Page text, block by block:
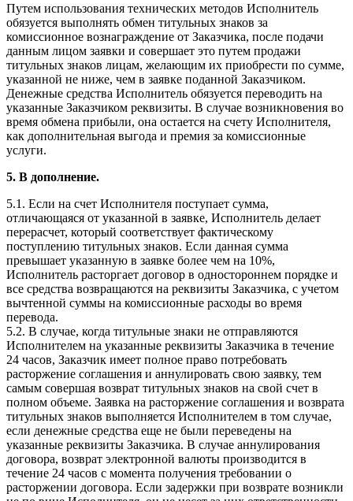
Путем использования технических методов Исполнитель
обязуется выполнять обмен титульных знаков за
комиссионное вознаграждение от Заказчика, после подачи
данным лицом заявки и совершает это путем продажи
титульных знаков лицам, желающим их приобрести по сумме,
указанной не ниже, чем в заявке поданной Заказчиком.
Денежные средства Исполнитель обязуется переводить на
указанные Заказчиком реквизиты. В случае возникновения во
время обмена прибыли, она остается на счету Исполнителя,
как дополнительная выгода и премия за комиссионные
услуги.
5. В дополнение.
5.1. Если на счет Исполнителя поступает сумма,
отличающаяся от указанной в заявке, Исполнитель делает
перерасчет, который соответствует фактическому
поступлению титульных знаков. Если данная сумма
превышает указанную в заявке более чем на 10%,
Исполнитель расторгает договор в одностороннем порядке и
все средства возвращаются на реквизиты Заказчика, с учетом
вычтенной суммы на комиссионные расходы во время
перевода.
5.2. В случае, когда титульные знаки не отправляются
Исполнителем на указанные реквизиты Заказчика в течение
24 часов, Заказчик имеет полное право потребовать
расторжение соглашения и аннулировать свою заявку, тем
самым совершая возврат титульных знаков на свой счет в
полном объеме. Заявка на расторжение соглашения и возврата
титульных знаков выполняется Исполнителем в том случае,
если денежные средства еще не были переведены на
указанные реквизиты Заказчика. В случае аннулирования
договора, возврат электронной валюты производится в
течение 24 часов с момента получения требовании о
расторжении договора. Если задержки при возврате возникли